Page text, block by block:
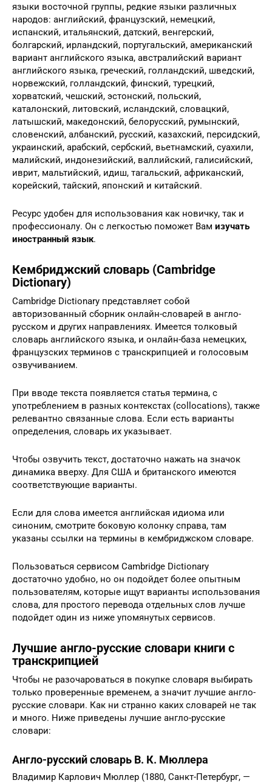
языки восточной группы, редкие языки различных
народов: английский, французский, немецкий,
испанский, итальянский, датский, венгерский,
болгарский, ирландский, португальский, американский
вариант английского языка, австралийский вариант
английского языка, греческий, голландский, шведский,
норвежский, голландский, финский, турецкий,
хорватский, чешский, эстонский, польский,
каталонский, литовский, исландский, словацкий,
латышский, македонский, белорусский, румынский,
словенский, албанский, русский, казахский, персидский,
украинский, арабский, сербский, вьетнамский, суахили,
малийский, индонезийский, валлийский, галисийский,
иврит, мальтийский, идиш, тагальский, африканский,
корейский, тайский, японский и китайский.
Ресурс удобен для использования как новичку, так и
профессионалу. Он с легкостью поможет Вам изучать
иностранный язык.
Кембриджский словарь (Cambridge
Dictionary)
Cambridge Dictionary представляет собой
авторизованный сборник онлайн-словарей в англо-
русском и других направлениях. Имеется толковый
словарь английского языка, и онлайн-база немецких,
французских терминов с транскрипцией и голосовым
озвучиванием.
При вводе текста появляется статья термина, с
употреблением в разных контекстах (collocations), также
релевантно связанные слова. Если есть варианты
определения, словарь их указывает.
Чтобы озвучить текст, достаточно нажать на значок
динамика вверху. Для США и британского имеются
соответствующие варианты.
Если для слова имеется английская идиома или
синоним, смотрите боковую колонку справа, там
указаны ссылки на термины в кембриджском словаре.
Пользоваться сервисом Cambridge Dictionary
достаточно удобно, но он подойдет более опытным
пользователям, которые ищут варианты использования
слова, для простого перевода отдельных слов лучше
подойдет один из ниже упомянутых сервисов.
Лучшие англо-русские словари книги с
транскрипцией
Чтобы не разочароваться в покупке словаря выбирать
только проверенные временем, а значит лучшие англо-
русские словари. Как ни странно каких словарей не так
и много. Ниже приведены лучшие англо-русские
словари:
Англо-русский словарь В. К. Мюллера
Владимир Карлович Мюллер (1880, Санкт-Петербург, —